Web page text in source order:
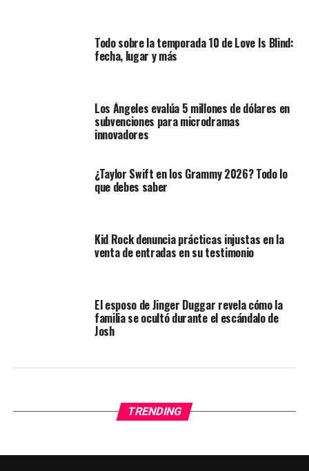
Todo sobre la temporada 10 de Love Is Blind:
fecha, lugar y más
Los Ángeles evalúa 5 millones de dólares en
subvenciones para microdramas
innovadores
¿Taylor Swift en los Grammy 2026? Todo lo
que debes saber
Kid Rock denuncia prácticas injustas en la
venta de entradas en su testimonio
El esposo de Jinger Duggar revela cómo la
familia se ocultó durante el escándalo de
Josh
TRENDING